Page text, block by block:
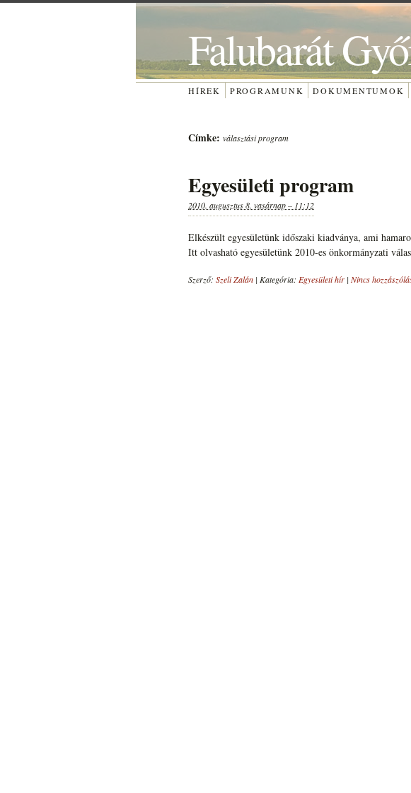
Falubarát
HÍREK
PROGRAMUNK DOKUMENTUMOK
Címke: választási program
Egyesületi program
2010. augusztus 8. vasárnap – 11:12
Elkészült egyesületünk időszaki kiadványa, ami
Itt olvasható egyesületünk 2010-es önkormányzati
Szerző: Szeli Zalán | Kategória: Egyesületi hír | Nincs